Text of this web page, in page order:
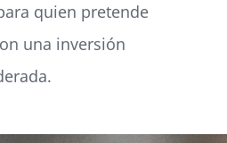
quien pretende
una inversión